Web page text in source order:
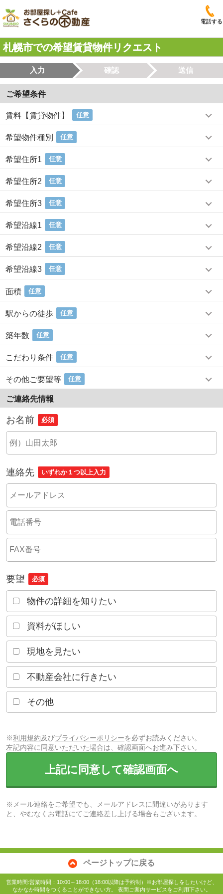
電話する
札幌市での希望賃貸物件リクエスト
入力 確認 送信
ご希望条件
賃料【賃貸物件】 任意
希望物件種別 任意
希望住所1 任意
希望住所2 任意
希望住所3 任意
希望沿線1 任意
希望沿線2 任意
希望沿線3 任意
面積 任意
駅からの徒歩 任意
築年数 任意
こだわり条件 任意
その他ご要望等 任意
ご連絡先情報
お名前 必須
連絡先 いずれか１つ以上入力
要望 必須
物件の詳細を知りたい
資料がほしい
現地を見たい
不動産会社に行きたい
その他
※利用規約及びプライバシーポリシーを必ずお読みください。
左記内容に同意いただいた場合は、確認画面へお進み下さい。
上記に同意して確認画面へ
※メール連絡をご希望でも、メールアドレスに間違いがあります
と、やむなくお電話にてご連絡差し上げる場合もございます。
ページトップに戻る
営業時間:営業時間：10:00～18:00（18:00以降は予約制）※お部屋探しをしたいけど、
なかなか時間をつくることができない方。 夜間ご案内サービスをご利用下さい。